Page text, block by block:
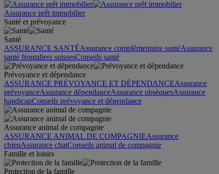
Assurance prêt immobilier
Santé et prévoyance
Santé
ASSURANCE SANTÉAssurance complémentaire santéAssurance
santé frontaliers suissesConseils santé
Prévoyance et dépendance
ASSURANCE PRÉVOYANCE ET DÉPENDANCEAssurance
prévoyanceAssurance dépendanceAssurance obsèquesAssurance
handicapConseils prévoyance et dépendance
Assurance animal de compagnie
ASSURANCE ANIMAL DE COMPAGNIEAssurance
chienAssurance chatConseils animal de compagnie
Famille et loisirs
Protection de la famille